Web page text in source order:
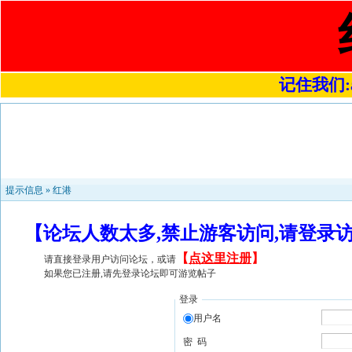
记住我们
提示信息 » 红港
【论坛人数太多,禁止游客访问,请登
请直接登录用户访问论坛，或请 【 点这里注册】
如果您已注册,请先登录论坛即可游览帖子
登录
用户名
密 码